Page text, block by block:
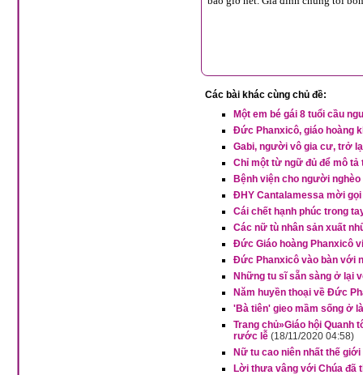
Các bài khác cùng chủ đề:
Một em bé gái 8 tuổi cầu
Đức Phanxicô, giáo hoàng
Gabi, người vô gia cư, trở
Chỉ một từ ngữ đủ để mô
Bệnh viện cho người
ĐHY Cantalamessa mời gọi
Cái chết hạnh phúc trong
Các nữ tù nhân sản xuất
Đức Giáo hoàng Phanxicô
Đức Phanxicô vào bàn với
Những tu sĩ sẵn sàng ở lại
Năm huyền thoại về Đức
'Bà tiên' gieo mầm sống ở
Trang chủ»Giáo hội Quanh
rước lễ (18/11/2020 04:58)
Nữ tu cao niên nhất thế giới
Lời thưa vâng với Chúa đã